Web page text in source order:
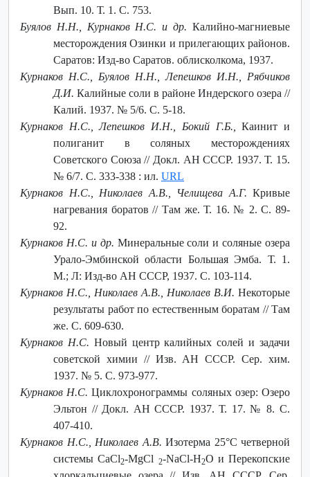
Вып. 10. Т. 1. С. 753.
Буялов Н.Н., Курнаков Н.С. и др. Калийно-магниевые
месторождения Озинки и прилегающих районов.
Саратов: Изд-во Саратов. облисколкома, 1937.
Курнаков Н.С., Буялов Н.Н., Лепешков И.Н., Рябчиков
Д.И. Калийные соли в районе Индерского озера //
Калий. 1937. № 5/6. С. 5-18.
Курнаков Н.С., Лепешков И.Н., Бокий Г.Б.,Каинит и
полиганит в соляных месторождениях
Советского Союза // Докл. АН СССР. 1937. Т. 15.
№ 6/7. С. 333-338 : ил. URL
Курнаков Н.С., Николаев А.В., Челищева А.Г. Кривые
нагревания боратов // Там же. Т. 16. № 2. С. 89-
92.
Курнаков Н.С. и др. Минеральные соли и соляные озера
Урало-Эмбинской области Большая Эмба. Т. 1.
М.; Л: Изд-во АН СССР, 1937. С. 103-114.
Курнаков Н.С., Николаев А.В., Николаев В.И. Некоторые
результаты работ по естественным боратам // Там
же. С. 609-630.
Курнаков Н.С. Новый центр калийных солей и задачи
советской химии // Изв. АН СССР. Сер. хим.
1937. № 5. С. 973-977.
Курнаков Н.С. Циклохронограммы соляных озер: Озеро
Эльтон // Докл. АН СССР. 1937. Т. 17. № 8. С.
407-410.
Курнаков Н.С., Николаев А.В. Изотерма 25°С четверной
системы CaCl2-MgCl 2-NaCl-H2O и Перекопские